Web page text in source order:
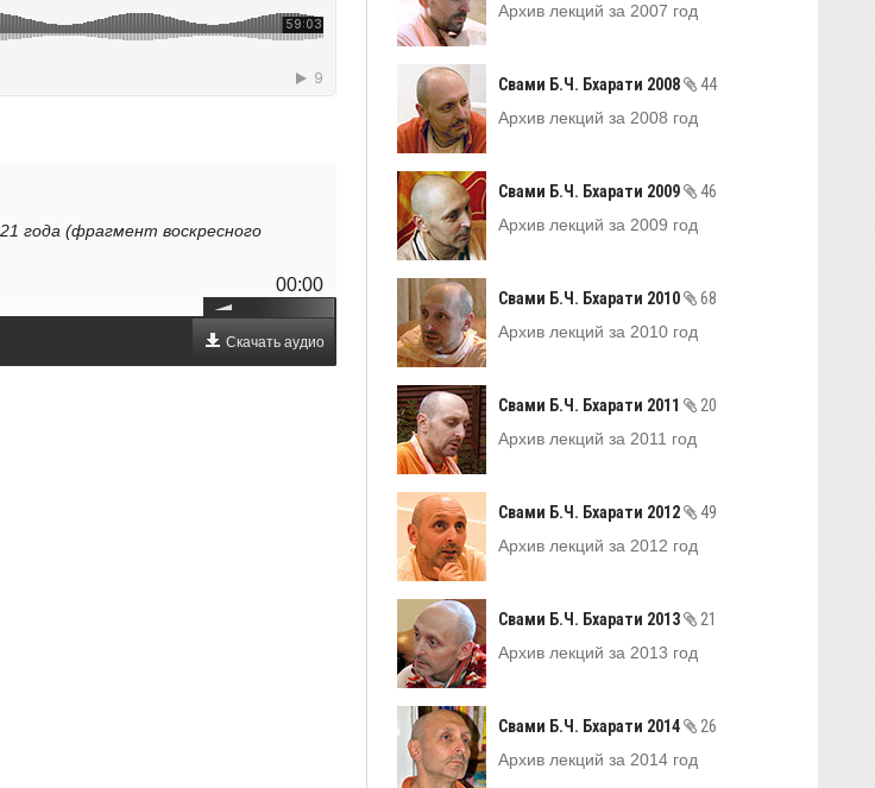
года (фрагмент воскресного
00:00
Скачать аудио
Архив лекций за 2007 год
Свами Б.Ч. Бхарати 2008
44
Архив лекций за 2008 год
Свами Б.Ч. Бхарати 2009
46
Архив лекций за 2009 год
Свами Б.Ч. Бхарати 2010
68
Архив лекций за 2010 год
Свами Б.Ч. Бхарати 2011
20
Архив лекций за 2011 год
Свами Б.Ч. Бхарати 2012
49
Архив лекций за 2012 год
Свами Б.Ч. Бхарати 2013
21
Архив лекций за 2013 год
Свами Б.Ч. Бхарати 2014
26
Архив лекций за 2014 год